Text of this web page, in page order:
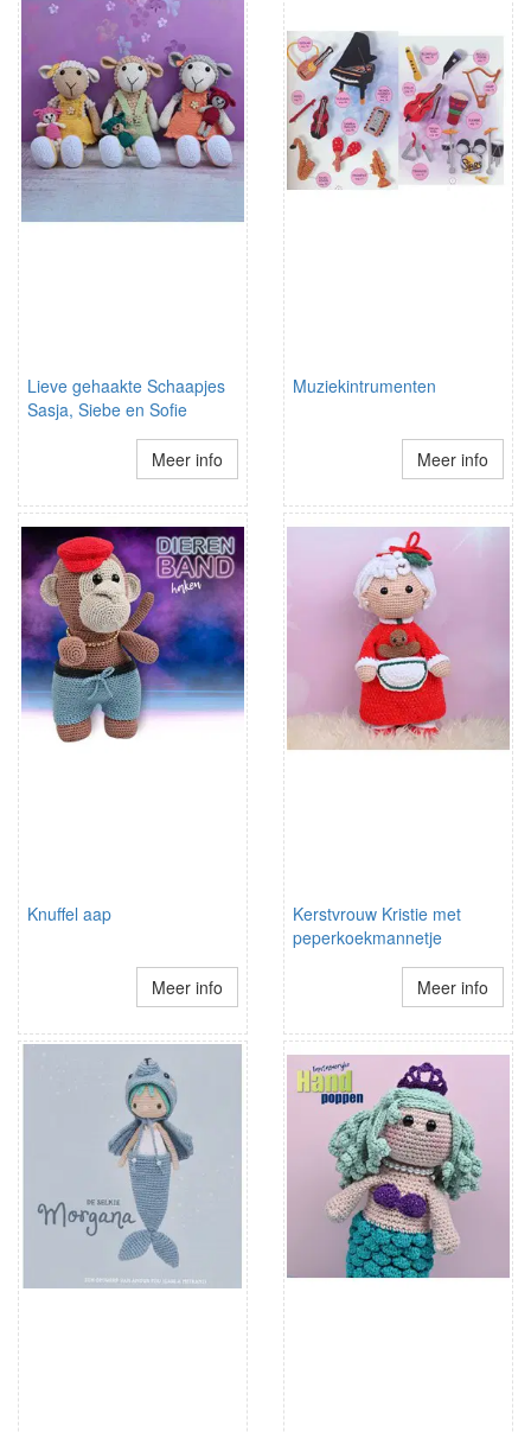
Lieve gehaakte Schaapjes
Sasja, Siebe en Sofie
Meer info
Muziekintrumenten
Meer info
Knuffel aap
Meer info
Kerstvrouw Kristie met
peperkoekmannetje
Meer info